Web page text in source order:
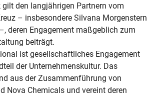
gilt den langjährigen Partnern vom
– insbesondere Silvana Morgenstern
deren Engagement maßgeblich zum
beiträgt.
ist gesellschaftliches Engagement
der Unternehmenskultur. Das
aus der Zusammenführung von
Nova Chemicals und vereint deren